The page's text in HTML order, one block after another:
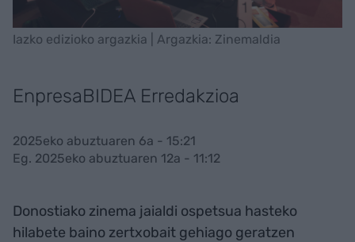
Iazko edizioko argazkia | Argazkia: Zinemaldia
EnpresaBIDEA Erredakzioa
2025eko abuztuaren 6a - 15:21
Eg. 2025eko abuztuaren 12a - 11:12
Donostiako zinema jaialdi ospetsua hasteko
hilabete baino zertxobait gehiago geratzen